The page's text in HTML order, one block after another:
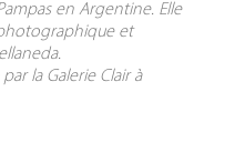
en Argentine. Elle
et
la Galerie Clair à